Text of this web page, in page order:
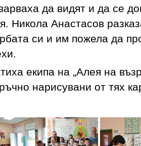
да видят и да се
Никола Анастасов
си и им пожела да
екипа на „Алея на
нарисувани от тях